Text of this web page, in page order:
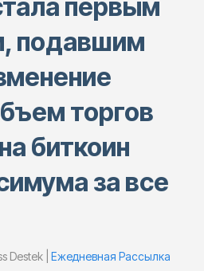
x50
первым
подавшим
торгов
биткоин
за все
Destek | Ежедневная Pассылка